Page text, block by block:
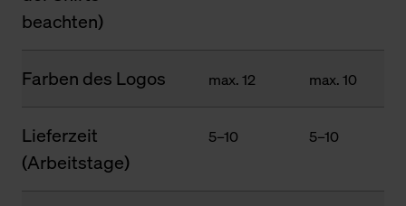
beachten)
Farben des Logos max. 12 max. 10
Lieferzeit
(Arbeitstage)
5–10 5–10